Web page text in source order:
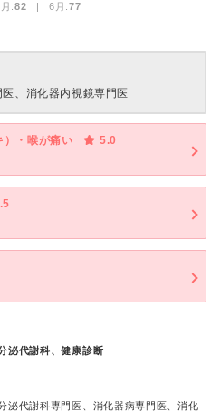
:82 | 6月:77
、消化器内視鏡専門医
）・喉が痛い
5.0
泌代謝科、健康診断
泌代謝科専門医、消化器病専門医、消化